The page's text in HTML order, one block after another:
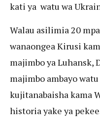
kati ya watu wa
Walau asilimia 20
wanaongea Kirusi
majimbo ya Luhansk,
majimbo ambayo
kujitanabaisha kama
historia yake ya